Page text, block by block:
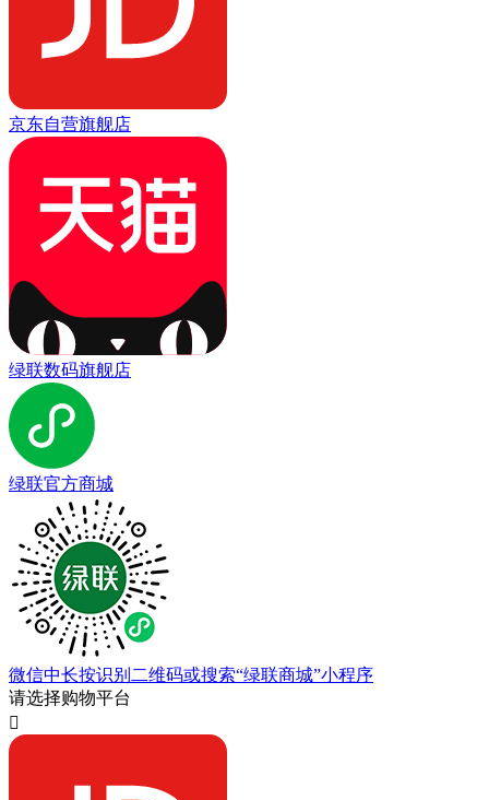
京东自营旗舰店
绿联数码旗舰店
绿联官方商城
微信中长按识别二维码或搜索“绿联商城”小程序
请选择购物平台
